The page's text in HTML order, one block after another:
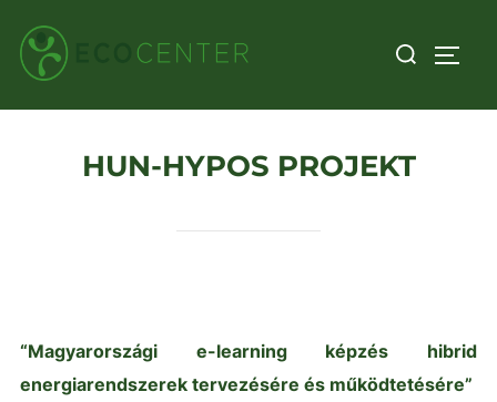
content
Search
HUN-HYPOS PROJEKT
“Magyarországi e-learning képzés hibrid
energiarendszerek tervezésére és működtetésére”